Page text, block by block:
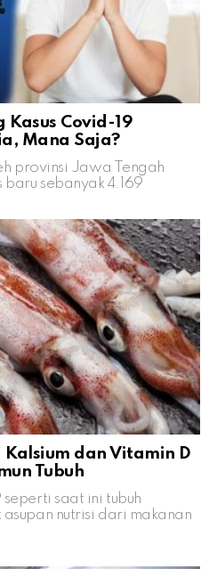
Kasus Covid-19
Mana Saja?
provinsi Jawa Tengah
sebanyak 4.169
Kalsium dan Vitamin D
Tubuh
saat ini tubuh
nutrisi dari makanan